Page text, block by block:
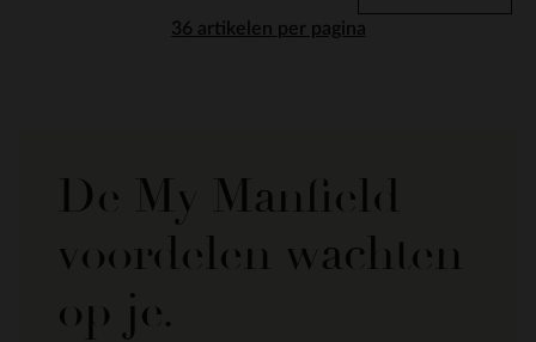
per pagina
De My Manfield
voordelen wachten
op je.